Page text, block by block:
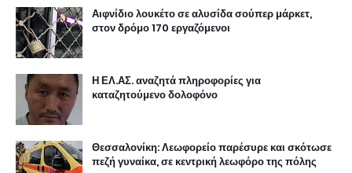
Αιφνίδιο λουκέτο σε αλυσίδα σούπερ μάρκετ,
στον δρόμο 170 εργαζόμενοι
Η ΕΛ.ΑΣ. αναζητά πληροφορίες για
καταζητούμενο δολοφόνο
Θεσσαλονίκη: Λεωφορείο παρέσυρε και σκότωσε
πεζή γυναίκα, σε κεντρική λεωφόρο της πόλης